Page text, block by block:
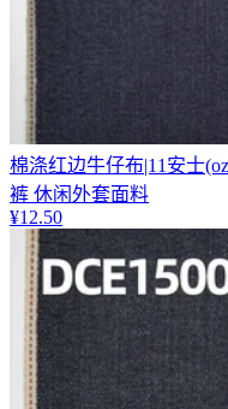
棉涤红边牛仔布|11安士
裤 休闲外套面料
¥12.50